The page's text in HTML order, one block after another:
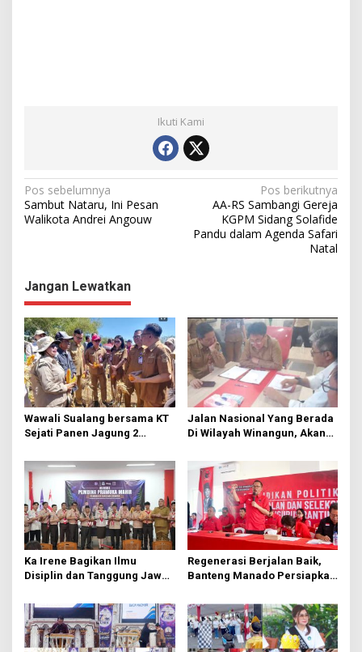
Ikuti Kami
N
a
g
a
s
i
p
o
s
Pos sebelumnya
Sambut Nataru, Ini Pesan
Walikota Andrei Angouw
Pos berikutnya
AA-RS Sambangi Gereja
KGPM Sidang Solafide
Pandu dalam Agenda Safari
Natal
Jangan Lewatkan
Wawali Sualang bersama KT
Sejati Panen Jagung 2
Jalan Nasional Yang Berada
Di Wilayah Winangun, Akan
Ka Irene Bagikan Ilmu
Disiplin dan Tanggung Jawab
Manado
Regenerasi Berjalan Baik,
Banteng Manado Persiapkan
Rumput